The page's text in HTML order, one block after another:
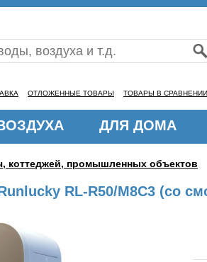
ОТЛОЖЕННЫЕ ТОВАРЫ ТОВАРЫ В СРАВНЕНИИ
ДЛЯ ДОМА
коттеджей, промышленных объектов
RL-R50/M8C3 (со